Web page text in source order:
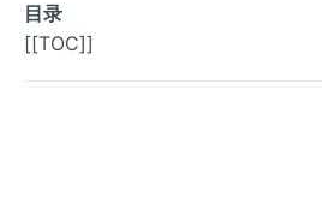
目录
[[TOC]]